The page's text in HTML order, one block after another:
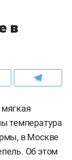
в
температура
в Москве
Об этом